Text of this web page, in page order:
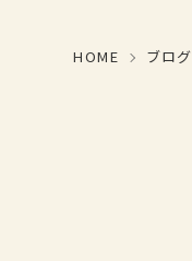
HOME ブログ